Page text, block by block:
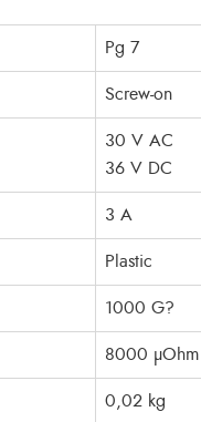
Pg 7
Screw-on
30 V AC
36 V DC
3 A
Plastic
1000 G?
8000 µOhm
0,02 kg